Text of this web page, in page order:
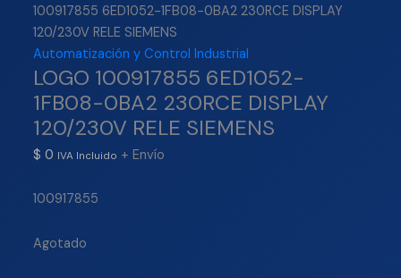
100917855 6ED1052-1FB08-0BA2 230RCE DISPLAY
120/230V RELE SIEMENS
Automatización y Control Industrial
LOGO 100917855 6ED1052-
1FB08-0BA2 230RCE DISPLAY
120/230V RELE SIEMENS
$ 0 IVA Incluido + Envío
100917855
Agotado